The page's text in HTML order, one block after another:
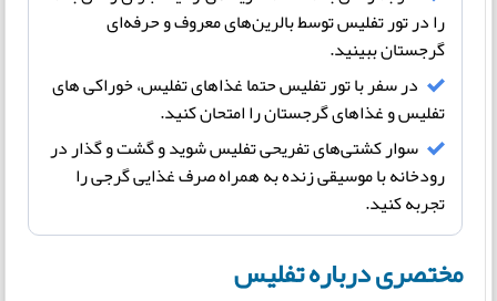
را در تور تفلیس توسط بالرین‌های معروف و حرفه‌ای
گرجستان ببینید.
در سفر با تور تفلیس حتما غذاهای تفلیس، خوراکی های
تفلیس و غذاهای گرجستان را امتحان کنید.
سوار کشتی‌های تفریحی تفلیس شوید و گشت و گذار در
رودخانه با موسیقی زنده به همراه صرف غذایی گرجی را
تجربه کنید.
مختصری درباره تفلیس